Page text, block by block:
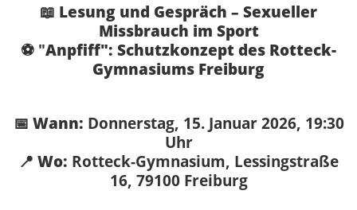
📖 Lesung und Gespräch – Sexueller
Missbrauch im Sport
⚽️ "Anpfiff": Schutzkonzept des Rotteck-
Gymnasiums Freiburg
📅 Wann: Donnerstag, 15. Januar 2026, 19:30
Uhr
📍 Wo: Rotteck-Gymnasium, Lessingstraße
16, 79100 Freiburg